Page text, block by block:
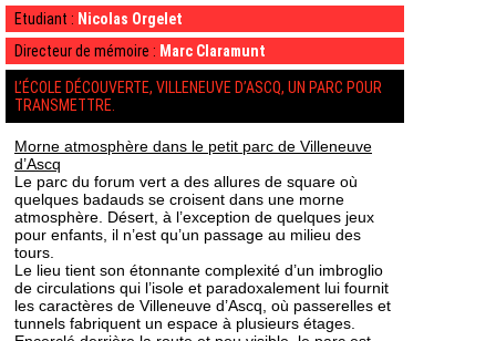
Etudiant : Nicolas Orgelet
Directeur de mémoire : Marc Claramunt
L’ÉCOLE DÉCOUVERTE, VILLENEUVE D’ASCQ, UN PARC POUR
TRANSMETTRE.
Morne atmosphère dans le petit parc de Villeneuve
d’Ascq
Le parc du forum vert a des allures de square où
quelques badauds se croisent dans une morne
atmosphère. Désert, à l’exception de quelques jeux
pour enfants, il n’est qu’un passage au milieu des
tours.
Le lieu tient son étonnante complexité d’un imbroglio
de circulations qui l’isole et paradoxalement lui fournit
les caractères de Villeneuve d’Ascq, où passerelles et
tunnels fabriquent un espace à plusieurs étages.